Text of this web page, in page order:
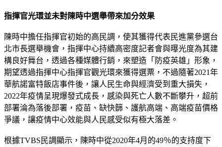
指揮官光環並未對陳時中選舉帶來加分效果
陳時中擔任指揮官初始的高民調，使其獲得代表民進黨參選台
北市長選舉機會，指揮中心持續高密度記者會與曝光度為其建
構良好舞台，透過各種媒體行銷，來塑造「防疫英雄」形象，
期望透過指揮中心指揮官觀光環來獲得選票，不過隨著2021年
華航諾富特飯店事件後，讓人民生命與經濟受到重大損失，
2022年疫情呈現爆發式成長，感染與死亡人數不斷攀升，超前
部署淪為落後部署，疫苗、缺快篩、護航高端、高端疫苗價格
爭議，讓疫情中心效能與人民感受似有極大落差。
根據TVBS民調顯示，陳時中從2020年4月的49％的支持度下